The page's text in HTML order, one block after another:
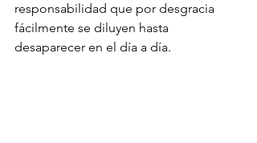
responsabilidad que por desgracia
fácilmente se diluyen hasta
desaparecer en el día a día.